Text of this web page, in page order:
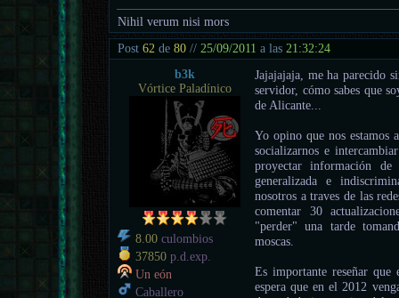
Nihil verum nisi mors
Post62 de80 // 25/09/2011 a las 21:32:24
b3k
Vórtice Paladínico
8.00 culombios
37850 p.d.exp.
Un eón
Caballero
Jajajajaja, me ha parecido
servidor, cómo sabes que
de Alicante...
Yo opino que nos estamos
socializarnos e
proyectar información
generalizada e
nosotros a traves de las
comentar 30
"perder" una tarde
moscas.
Es importante reseñar
espera que en el 2012